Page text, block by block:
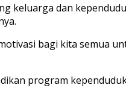
keluarga dan
bagi kita semua
program